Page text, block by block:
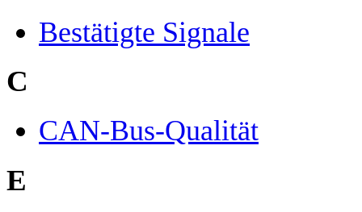
Bestätigte Signale
C
CAN-Bus-Qualität
E